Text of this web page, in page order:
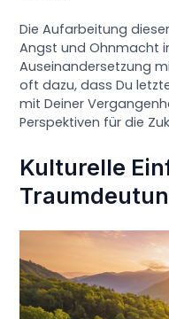
Die Aufarbeitung
Angst und Ohnmacht
Auseinandersetzung
oft dazu, dass Du
mit Deiner
Perspektiven für die
Kulturelle